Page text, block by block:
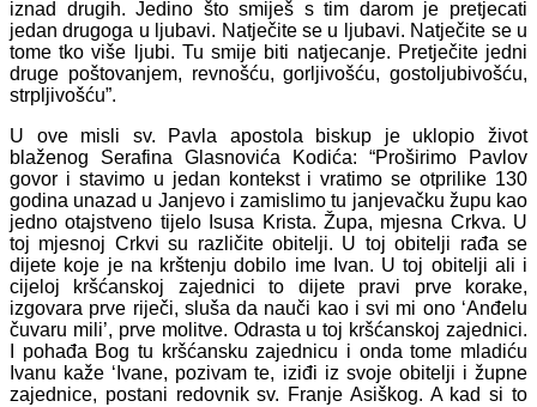
iznad drugih. Jedino što smiješ s tim darom je pretjecati
jedan drugoga u ljubavi. Natječite se u ljubavi. Natječite se u
tome tko više ljubi. Tu smije biti natjecanje. Pretječite jedni
druge poštovanjem, revnošću, gorljivošću, gostoljubivošću,
strpljivošću”.
U ove misli sv. Pavla apostola biskup je uklopio život
blaženog Serafina Glasnovića Kodića: “Proširimo Pavlov
govor i stavimo u jedan kontekst i vratimo se otprilike 130
godina unazad u Janjevo i zamislimo tu janjevačku župu kao
jedno otajstveno tijelo Isusa Krista. Župa, mjesna Crkva. U
toj mjesnoj Crkvi su različite obitelji. U toj obitelji rađa se
dijete koje je na krštenju dobilo ime Ivan. U toj obitelji ali i
cijeloj kršćanskoj zajednici to dijete pravi prve korake,
izgovara prve riječi, sluša da nauči kao i svi mi ono ‘Anđelu
čuvaru mili’, prve molitve. Odrasta u toj kršćanskoj zajednici.
I pohađa Bog tu kršćansku zajednicu i onda tome mladiću
Ivanu kaže ‘Ivane, pozivam te, iziđi iz svoje obitelji i župne
zajednice, postani redovnik sv. Franje Asiškog. A kad si to